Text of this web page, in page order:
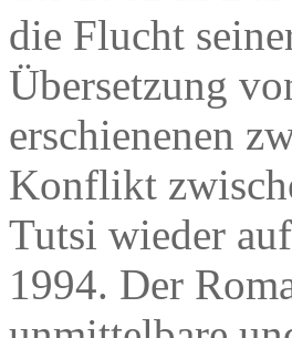
die Flucht
Übersetzung
erschienenen
Konflikt
Tutsi wieder
1994. Der